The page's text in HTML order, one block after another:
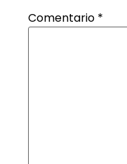
Comentario *